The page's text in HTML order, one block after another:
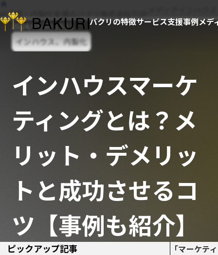
バクリの特徴サービス支援事例メデ
AI活用・内製化支援のバクリ株式会社TOP
2024/03/30 15:11
インハウス、内製化
インハウスマーケ
ティングとは？メ
リット・デメリッ
トと成功させるコ
ツ【事例も紹介】
「マーケティ
ピックアップ記事